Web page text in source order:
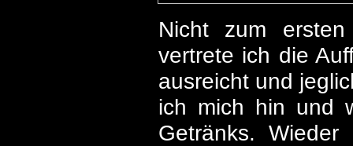
Nicht zum
vertrete ich die
ausreicht und
ich mich hin und
Getränks.